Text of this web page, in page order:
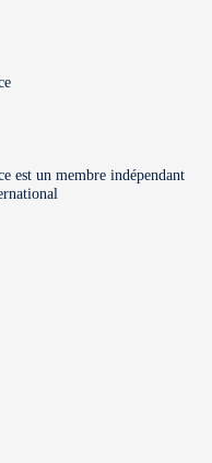
est un membre indépendant